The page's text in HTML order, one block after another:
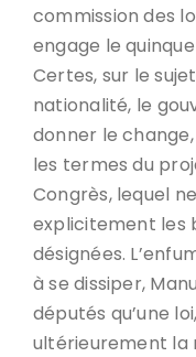
commission des
engage le
Certes, sur le
nationalité, le
donner le
les termes du
Congrès, lequel
explicitement les
désignées.
à se dissiper,
députés qu’une
ultérieurement la